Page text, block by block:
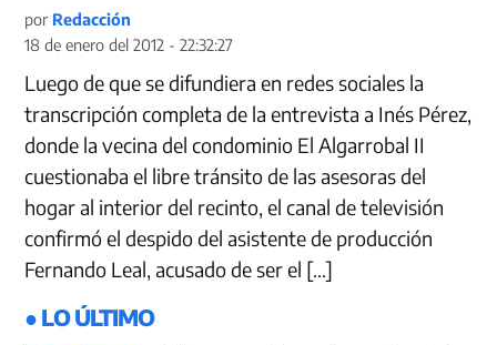
por Redacción
18 de enero del 2012 - 22:32:27
Luego de que se difundiera en redes sociales la
transcripción completa de la entrevista a Inés Pérez,
donde la vecina del condominio El Algarrobal II
cuestionaba el libre tránsito de las asesoras del
hogar al interior del recinto, el canal de televisión
confirmó el despido del asistente de producción
Fernando Leal, acusado de ser el […]
● LO ÚLTIMO